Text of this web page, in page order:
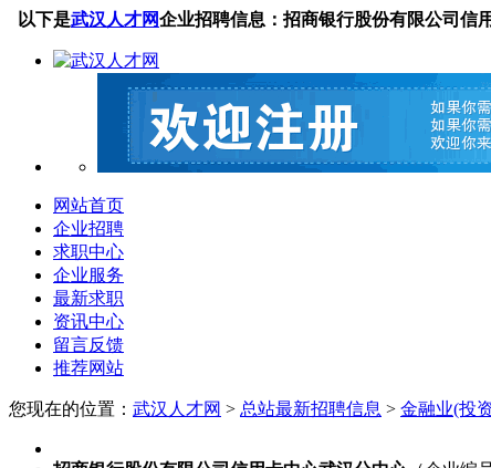
以下是武汉人才网企业招聘信息：招商银行股份有限公司信
网站首页
企业招聘
求职中心
企业服务
最新求职
资讯中心
留言反馈
推荐网站
您现在的位置： 武汉人才网 > 总站最新招聘信息 > 金融业(投